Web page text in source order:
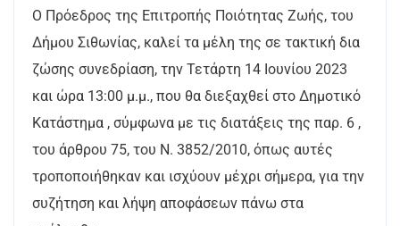
Ο Πρόεδρος της Επιτροπής Ποιότητας Ζωής, του
Δήμου Σιθωνίας, καλεί τα μέλη της σε τακτική δια
ζώσης συνεδρίαση, την Τετάρτη 14 Ιουνίου 2023
και ώρα 13:00 μ.μ., που θα διεξαχθεί στο Δημοτικό
Κατάστημα , σύμφωνα με τις διατάξεις της παρ. 6 , ​​
του άρθρου 75, του Ν. 3852/2010, όπως αυτές
τροποποιήθηκαν και ισχύουν μέχρι σήμερα, για την
συζήτηση και λήψη αποφάσεων πάνω στα